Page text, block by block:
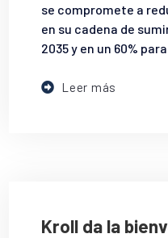
se compromete a
en su cadena de
2035 y en un 60%
Leer más
Kroll da la